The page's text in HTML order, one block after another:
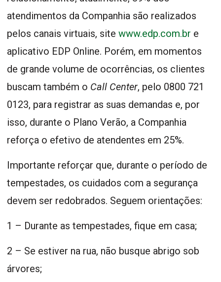
atendimentos da Companhia são realizados
pelos canais virtuais, site www.edp.com.br e
aplicativo EDP Online. Porém, em momentos
de grande volume de ocorrências, os clientes
buscam também o Call Center, pelo 0800 721
0123, para registrar as suas demandas e, por
isso, durante o Plano Verão, a Companhia
reforça o efetivo de atendentes em 25%.
Importante reforçar que, durante o período de
tempestades, os cuidados com a segurança
devem ser redobrados. Seguem orientações:
1 – Durante as tempestades, fique em casa;
2 – Se estiver na rua, não busque abrigo sob
árvores;